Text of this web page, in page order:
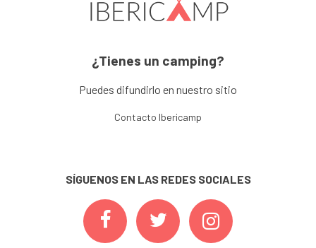
¿Tienes un camping?
Puedes difundirlo en nuestro sitio
Contacto Ibericamp
SÍGUENOS EN LAS REDES SOCIALES